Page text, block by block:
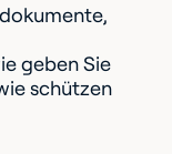
geben Sie
schützen